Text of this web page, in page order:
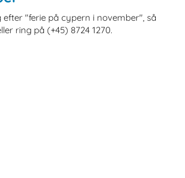
"ferie på cypern i november", så
ring på (+45) 8724 1270.